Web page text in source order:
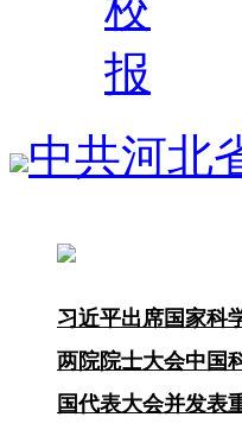
报
中共河北
习近平出席国家科
两院院士大会中国
国代表大会并发表